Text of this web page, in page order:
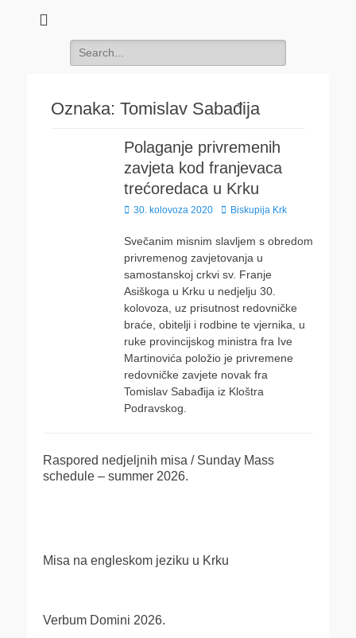
Search
for:
Oznaka: Tomislav Sabađija
Polaganje privremenih
zavjeta kod franjevaca
trećoredaca u Krku
Posted
30. kolovoza 2020 Author
Biskupija Krk
Svečanim misnim slavljem s obredom
privremenog zavjetovanja u
samostanskoj crkvi sv. Franje
Asiškoga u Krku u nedjelju 30.
kolovoza, uz prisutnost redovničke
braće, obitelji i rodbine te vjernika, u
ruke provincijskog ministra fra Ive
Martinovića položio je privremene
redovničke zavjete novak fra
Tomislav Sabađija iz Kloštra
Podravskog.
Raspored nedjeljnih misa / Sunday Mass
schedule – summer 2026.
Misa na engleskom jeziku u Krku
Verbum Domini 2026.